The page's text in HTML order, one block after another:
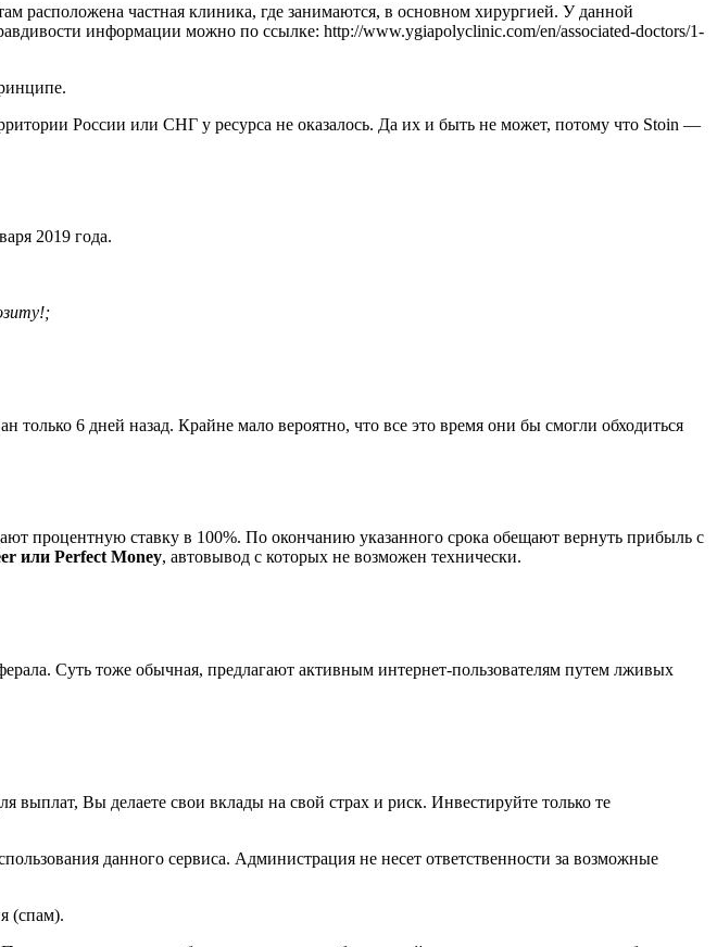
расположена частная клиника, где занимаются, в основном хирургией. У данной
информации можно по ссылке: http://www.ygiapolyclinic.com/en/associated-doctors/1-
России или СНГ у ресурса не оказалось. Да их и быть не может, потому что Stoin —
2019 года.
6 дней назад. Крайне мало вероятно, что все это время они бы смогли обходиться
процентную ставку в 100%. По окончанию указанного срока обещают вернуть прибыль с
или Perfect Money, автовывод с которых не возможен технически.
Суть тоже обычная, предлагают активным интернет-пользователям путем лживых
выплат, Вы делаете свои вклады на свой страх и риск. Инвестируйте только те
данного сервиса. Администрация не несет ответственности за возможные
(спам).